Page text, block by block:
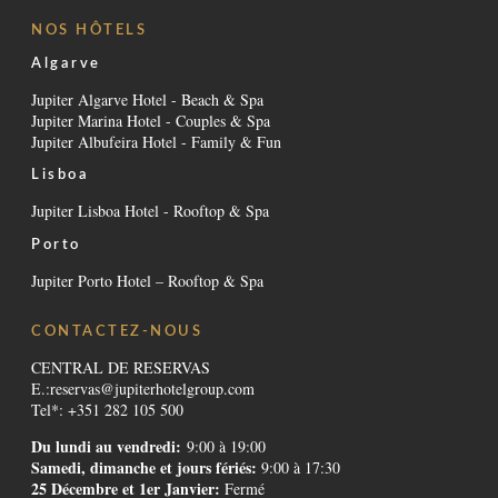
NOS HÔTELS
Algarve
Jupiter Algarve Hotel - Beach & Spa
Jupiter Marina Hotel - Couples & Spa
Jupiter Albufeira Hotel - Family & Fun
Lisboa
Jupiter Lisboa Hotel - Rooftop & Spa
Porto
Jupiter Porto Hotel – Rooftop & Spa
CONTACTEZ-NOUS
CENTRAL DE RESERVAS
E.:reservas@jupiterhotelgroup.com
Tel*: +351 282 105 500
Du lundi au vendredi: 9:00 à 19:00
Samedi, dimanche et jours fériés: 9:00 à 17:30
25 Décembre et 1er Janvier: Fermé